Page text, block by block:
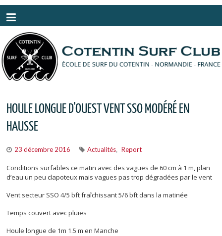
HOULE LONGUE D’OUEST VENT SSO MODÉRÉ EN
HAUSSE
23 décembre 2016 Actualités Report
Conditions surfables ce matin avec des vagues de 60 cm à 1 m, plan
d’eau un peu clapoteux mais vagues pas trop dégradées par le vent
Vent secteur SSO 4/5 bft fraîchissant 5/6 bft dans la matinée
Temps couvert avec pluies
Houle longue de 1m 1.5 m en Manche
Panneau de gestion des cookies